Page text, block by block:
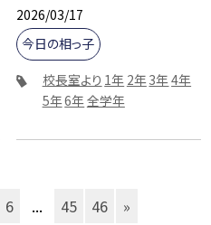
2026/03/17
今日の相っ子
校長室より 1年 2年3年4年
5年6年全学年
6 ... 45 46 »